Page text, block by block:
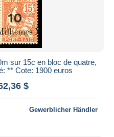
sur 15c en bloc de quatre,
** Cote: 1900 euros
$
Gewerblicher Händler